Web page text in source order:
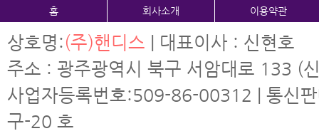
홈 회사소개 이용약관
상호명:(주)핸디스 | 대표이사 : 신현호
주소 : 광주광역시 북구 서암대로 133 (
사업자등록번호:509-86-00312 | 통신
구-20 호